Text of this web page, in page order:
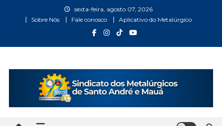
sexta-feira, agosto 07, 2026
Sobre Nós
Fale conosco Aplicativo do Metalúrgico
Metalúrgicos Santo André
e Mauá